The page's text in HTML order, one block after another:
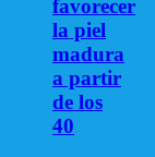
favorecer
la piel
madura
a partir
de los
40